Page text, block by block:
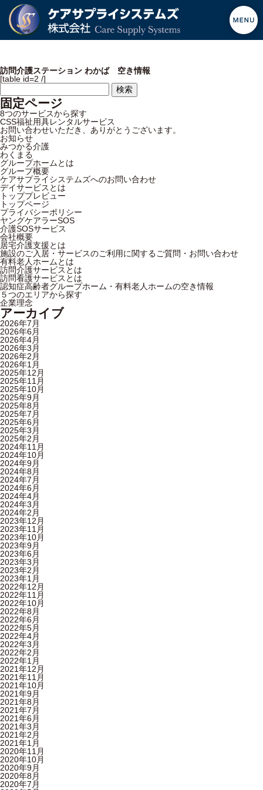
訪問介護ステーション わかば 空き情報
[table id=2 /]
検
索:
固定ページ
8つのサービスから探す
CSS福祉用具レンタルサービス
お問い合わせいただき、ありがとうございます。
お知らせ
みつかる介護
わくまる
グループホームとは
グループ概要
ケアサプライシステムズへのお問い合わせ
デイサービスとは
トッププレビュー
トップページ
プライバシーポリシー
ヤングケアラーSOS
介護SOSサービス
会社概要
居宅介護支援とは
施設のご入居・サービスのご利用に関するご質問・お問い合わせ
有料老人ホームとは
訪問介護サービスとは
訪問看護サービスとは
認知症高齢者グループホーム・有料老人ホームの空き情報
５つのエリアから探す
企業理念
アーカイブ
2026年7月
2026年6月
2026年4月
2026年3月
2026年2月
2026年1月
2025年12月
2025年11月
2025年10月
2025年9月
2025年8月
2025年7月
2025年6月
2025年3月
2025年2月
2024年11月
2024年10月
2024年9月
2024年8月
2024年7月
2024年6月
2024年4月
2024年3月
2024年2月
2023年12月
2023年11月
2023年10月
2023年9月
2023年6月
2023年3月
2023年2月
2023年1月
2022年12月
2022年11月
2022年10月
2022年8月
2022年6月
2022年5月
2022年4月
2022年3月
2022年2月
2022年1月
2021年12月
2021年11月
2021年10月
2021年9月
2021年8月
2021年7月
2021年6月
2021年3月
2021年2月
2021年1月
2020年11月
2020年10月
2020年9月
2020年8月
2020年7月